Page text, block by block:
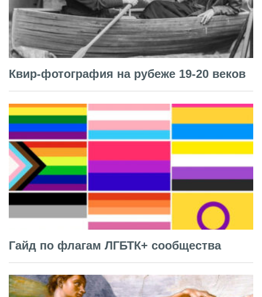
Квир-фотография на рубеже 19-20 веков
Гайд по флагам ЛГБТК+ сообщества